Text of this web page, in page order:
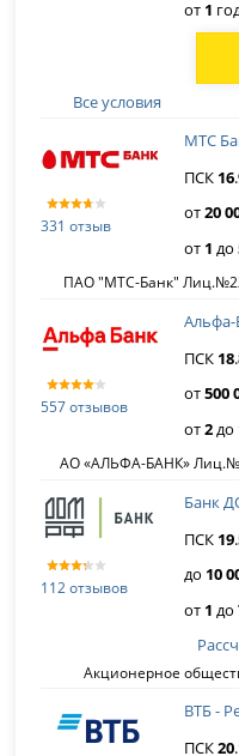
от 1
Все условия
331 отзыв
МТС
ПСК 16.
от20
от 1 до
ПАО "МТС-Банк"
557 отзывов
Альфа-
ПСК 18.
от500
от2до
АО «АЛЬФА-БАНК»
112 отзывов
Банк
ПСК 19.
до 10
от 1 до
Акционерное
ВТБ -
ПСК20.